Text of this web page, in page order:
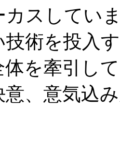
カスしてい
技術を投入
体を牽引し
意、意気込